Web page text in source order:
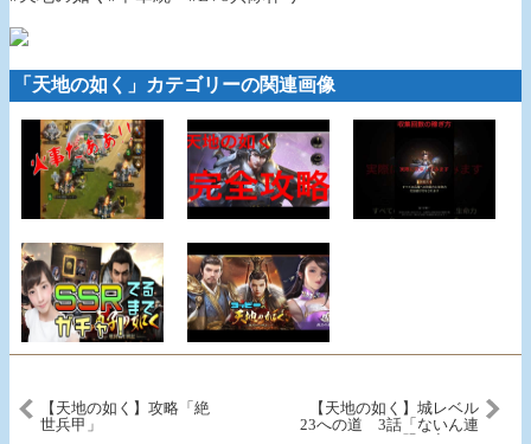
「天地の如く」カテゴリーの関連画像
【天地の如く】攻略「絶
世兵甲」
【天地の如く】城レベル
23への道 3話「ないん連